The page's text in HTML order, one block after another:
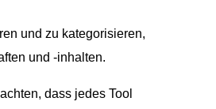
und zu kategorisieren,
und -inhalten.
dass jedes Tool